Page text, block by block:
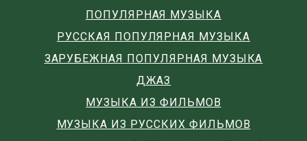
ПОПУЛЯРНАЯ МУЗЫКА
РУССКАЯ ПОПУЛЯРНАЯ МУЗЫКА
ЗАРУБЕЖНАЯ ПОПУЛЯРНАЯ МУЗЫКА
ДЖАЗ
МУЗЫКА ИЗ ФИЛЬМОВ
МУЗЫКА ИЗ РУССКИХ ФИЛЬМОВ